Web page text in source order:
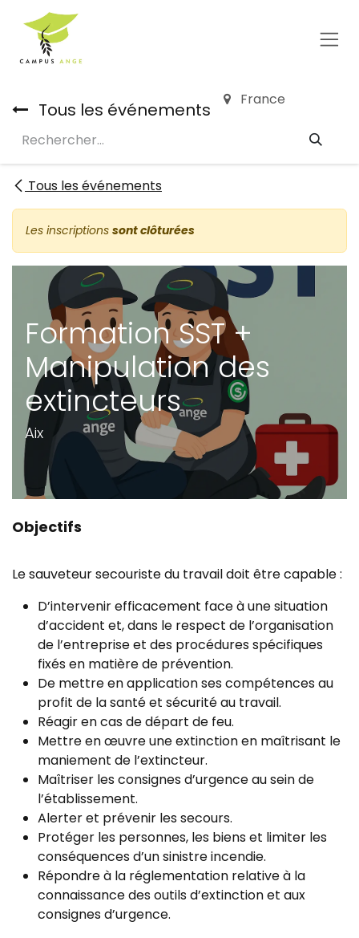
Se rendre au contenu
Tous les événements France
Tous les événements
Les inscriptions sont clôturées
Formation SST +
Manipulation des
extincteurs
Aix
Objectifs
Le sauveteur secouriste du travail doit être capable :
D’intervenir efficacement face à une situation
d’accident et, dans le respect de l’organisation
de l’entreprise et des procédures spécifiques
fixés en matière de prévention.
De mettre en application ses compétences au
profit de la santé et sécurité au travail.
Réagir en cas de départ de feu.
Mettre en œuvre une extinction en maîtrisant le
maniement de l’extincteur.
Maîtriser les consignes d’urgence au sein de
l’établissement.
Alerter et prévenir les secours.
Protéger les personnes, les biens et limiter les
conséquences d’un sinistre incendie.
Répondre à la réglementation relative à la
connaissance des outils d’extinction et aux
consignes d’urgence.